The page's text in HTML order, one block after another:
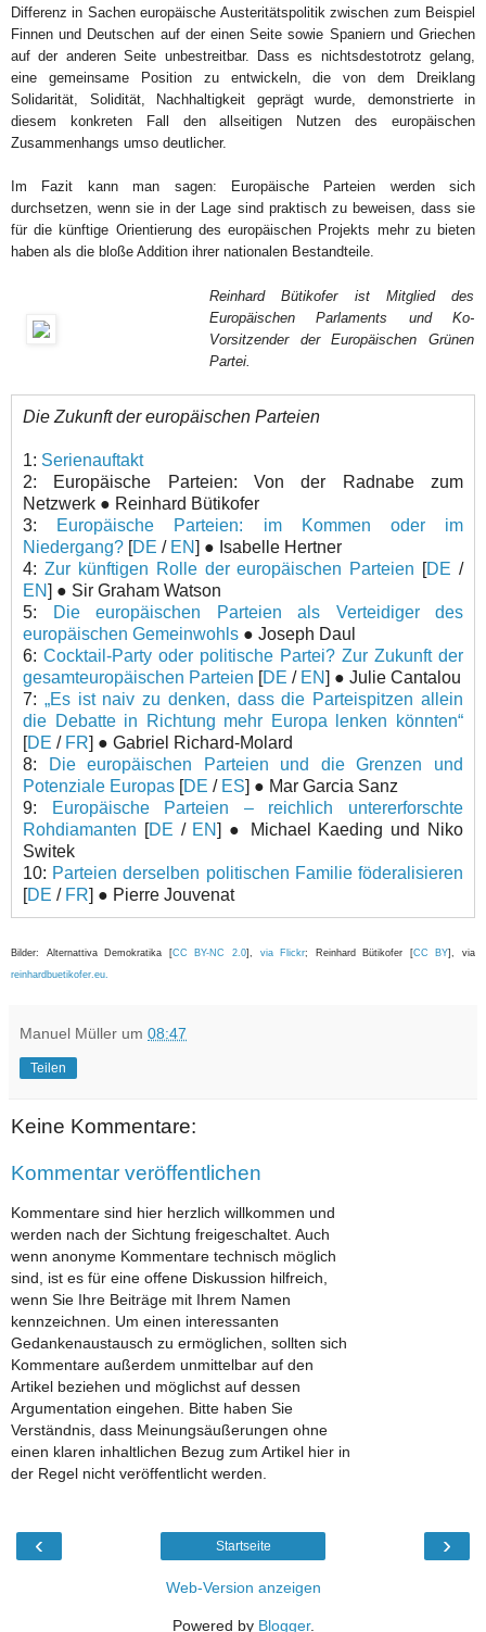
Differenz in Sachen europäische Austeritätspolitik zwischen zum Beispiel
Finnen und Deutschen auf der einen Seite sowie Spaniern und Griechen
auf der anderen Seite unbestreitbar. Dass es nichtsdestotrotz gelang,
eine gemeinsame Position zu entwickeln, die von dem Dreiklang
Solidarität, Solidität, Nachhaltigkeit geprägt wurde, demonstrierte in
diesem konkreten Fall den allseitigen Nutzen des europäischen
Zusammenhangs umso deutlicher.
Im Fazit kann man sagen: Europäische Parteien werden sich
durchsetzen, wenn sie in der Lage sind praktisch zu beweisen, dass sie
für die künftige Orientierung des europäischen Projekts mehr zu bieten
haben als die bloße Addition ihrer nationalen Bestandteile.
Reinhard Bütikofer ist Mitglied des
Europäischen Parlaments und Ko-
Vorsitzender der Europäischen Grünen
Partei.
Die Zukunft der europäischen Parteien
1: Serienauftakt
2: Europäische Parteien: Von der Radnabe zum
Netzwerk ● Reinhard Bütikofer
3:
Europäische Parteien: im Kommen oder im
Niedergang? [DE / EN] ● Isabelle Hertner
4: Zur künftigen Rolle der europäischen Parteien [DE /
EN] ● Sir Graham Watson
5:
Die europäischen Parteien als Verteidiger des
europäischen Gemeinwohls ● Joseph Daul
6: Cocktail-Party oder politische Partei? Zur Zukunft der
gesamteuropäischen Parteien [DE / EN] ● Julie Cantalou
7: „Es ist naiv zu denken, dass die Parteispitzen allein
die Debatte in Richtung mehr Europa lenken könnten“
[DE / FR] ● Gabriel Richard-Molard
8:
Die europäischen Parteien und die Grenzen und
Potenziale Europas [DE / ES] ● Mar Garcia Sanz
9:
Europäische Parteien – reichlich untererforschte
Rohdiamanten [DE / EN] ● Michael Kaeding und Niko
Switek
10: Parteien derselben politischen Familie föderalisieren
[DE / FR] ● Pierre Jouvenat
Bilder: Alternattiva Demokratika [CC BY-NC 2.0], via Flickr; Reinhard Bütikofer [CC BY], via
reinhardbuetikofer.eu.
Manuel Müller um 08:47
Teilen
Keine Kommentare:
Kommentar veröffentlichen
Kommentare sind hier herzlich willkommen und
werden nach der Sichtung freigeschaltet. Auch
wenn anonyme Kommentare technisch möglich
sind, ist es für eine offene Diskussion hilfreich,
wenn Sie Ihre Beiträge mit Ihrem Namen
kennzeichnen. Um einen interessanten
Gedankenaustausch zu ermöglichen, sollten sich
Kommentare außerdem unmittelbar auf den
Artikel beziehen und möglichst auf dessen
Argumentation eingehen. Bitte haben Sie
Verständnis, dass Meinungsäußerungen ohne
einen klaren inhaltlichen Bezug zum Artikel hier in
der Regel nicht veröffentlicht werden.
‹ ›
Startseite
Web-Version anzeigen
Powered by Blogger.